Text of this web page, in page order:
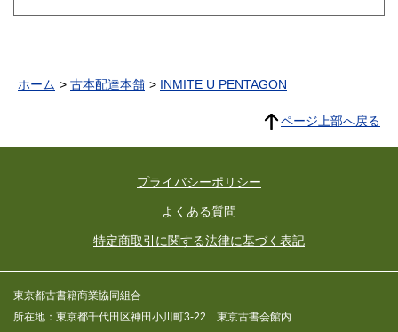
ホーム 古本配達本舗 INMITE U PENTAGON
ページ上部へ戻る
プライバシーポリシー
よくある質問
特定商取引に関する法律に基づく表記
東京都古書籍商業協同組合
所在地：東京都千代田区神田小川町3-22 東京古書会館内